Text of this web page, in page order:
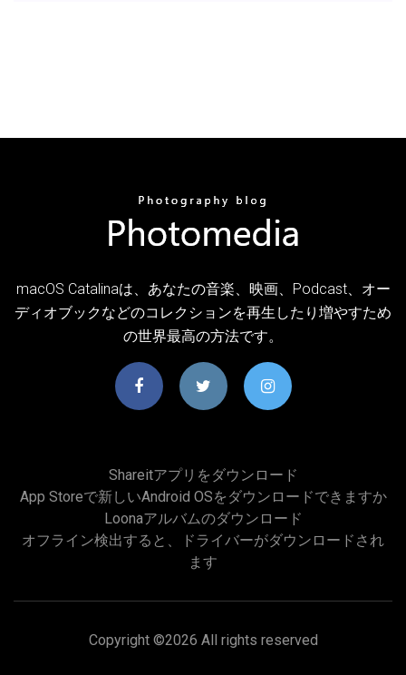
macOS Catalinaは、あなたの音楽、映画、Podcast、オー
ディオブックなどのコレクションを再生したり増やすため
の世界最高の方法です。
Shareitアプリをダウンロード
App Storeで新しいAndroid OSをダウンロードできますか
Loonaアルバムのダウンロード
オフライン検出すると、ドライバーがダウンロードされ
ます
Copyright ©2026 All rights reserved